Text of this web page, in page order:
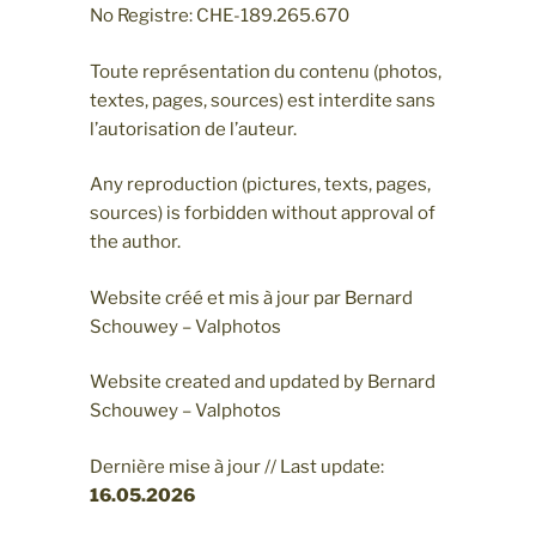
No Registre: CHE-189.265.670
Toute représentation du contenu (photos,
textes, pages, sources) est interdite sans
l’autorisation de l’auteur.
Any reproduction (pictures, texts, pages,
sources) is forbidden without approval of
the author.
Website créé et mis à jour par Bernard
Schouwey – Valphotos
Website created and updated by Bernard
Schouwey – Valphotos
Dernière mise à jour // Last update:
16.05.2026